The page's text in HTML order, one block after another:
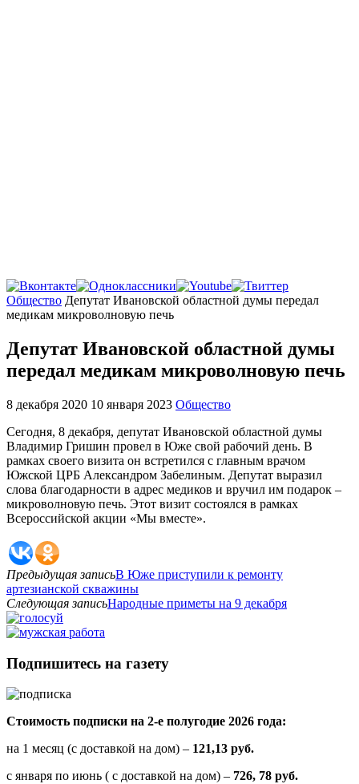
Главная
Общество Депутат Ивановской областной думы передал
медикам микроволновую печь
Депутат Ивановской областной думы
передал медикам микроволновую печь
8 декабря 2020 10 января 2023 Общество
Сегодня, 8 декабря, депутат Ивановской областной думы
Владимир Гришин провел в Юже свой рабочий день. В
рамках своего визита он встретился с главным врачом
Южской ЦРБ Александром Забелиным. Депутат выразил
слова благодарности в адрес медиков и вручил им подарок –
микроволновую печь. Этот визит состоялся в рамках
Всероссийской акции «Мы вместе».
Предыдущая записьВ Юже приступили к ремонту
артезианской скважины
Следующая записьНародные приметы на 9 декабря
Подпишитесь на газету
Стоимость подписки на 2-е полугодие 2026 года:
на 1 месяц (с доставкой на дом) – 121,13 руб.
с января по июнь ( с доставкой на дом) – 726, 78 руб.